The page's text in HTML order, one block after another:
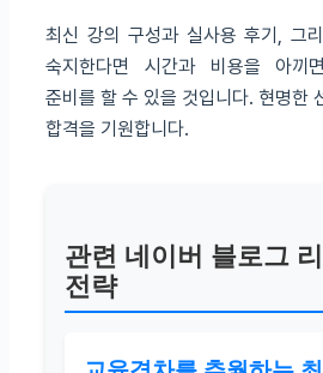
최신 강의 구성과 실사용 후기, 그
숙지한다면 시간과 비용을 아끼
준비를 할 수 있을 것입니다. 현명한
합격을 기원합니다.
관련 네이버 블로그
전략